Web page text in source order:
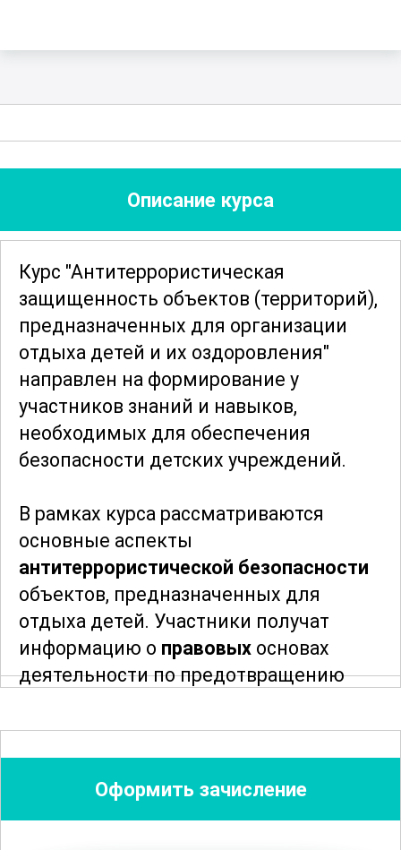
Описание курса
Курс "Антитеррористическая
защищенность объектов (территорий),
предназначенных для организации
отдыха детей и их оздоровления"
направлен на формирование у
участников знаний и навыков,
необходимых для обеспечения
безопасности детских учреждений.
В рамках курса рассматриваются
основные аспекты
антитеррористической безопасности
объектов, предназначенных для
отдыха детей. Участники получат
информацию о правовых основах
деятельности по предотвращению
принципах организации работы по
защите детских учреждений от
возможных атак.
Оформить зачисление